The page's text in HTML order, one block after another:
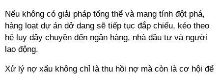
Nếu không có giải pháp tổng thể và mang tính đột phá,
hàng loạt dự án dở dang sẽ tiếp tục đắp chiếu, kéo theo
hệ lụy dây chuyền đến ngân hàng, nhà đầu tư và người
lao động.
Xử lý nợ xấu không chỉ là thu hồi nợ mà còn là cơ hội để